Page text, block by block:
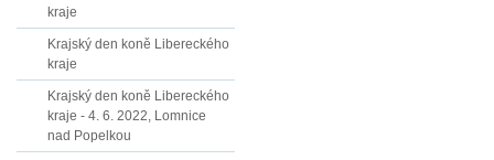
kraje
Krajský den koně Libereckého
kraje
Krajský den koně Libereckého
kraje - 4. 6. 2022, Lomnice
nad Popelkou